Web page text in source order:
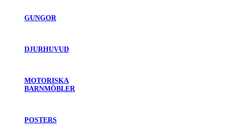
GUNGOR
DJURHUVUD
MOTORISKA
BARNMÖBLER
POSTERS